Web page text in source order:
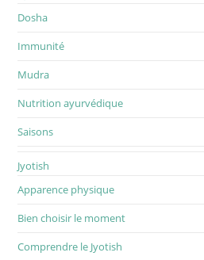
Dosha
Immunité
Mudra
Nutrition ayurvédique
Saisons
Jyotish
Apparence physique
Bien choisir le moment
Comprendre le Jyotish